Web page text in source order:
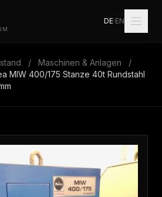
DE·EN
/ Maschinen & Anlagen
/
MIW 400/175 Stanze 40t Rundstahl